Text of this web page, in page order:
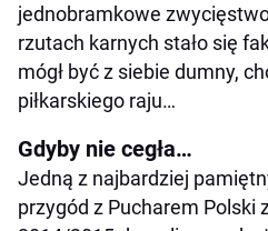
jednobramkowe
rzutach karnych stało się
mógł być z siebie dumny,
piłkarskiego raju…
Gdyby nie cegła…
Jedną z najbardziej
przygód z Pucharem Polski